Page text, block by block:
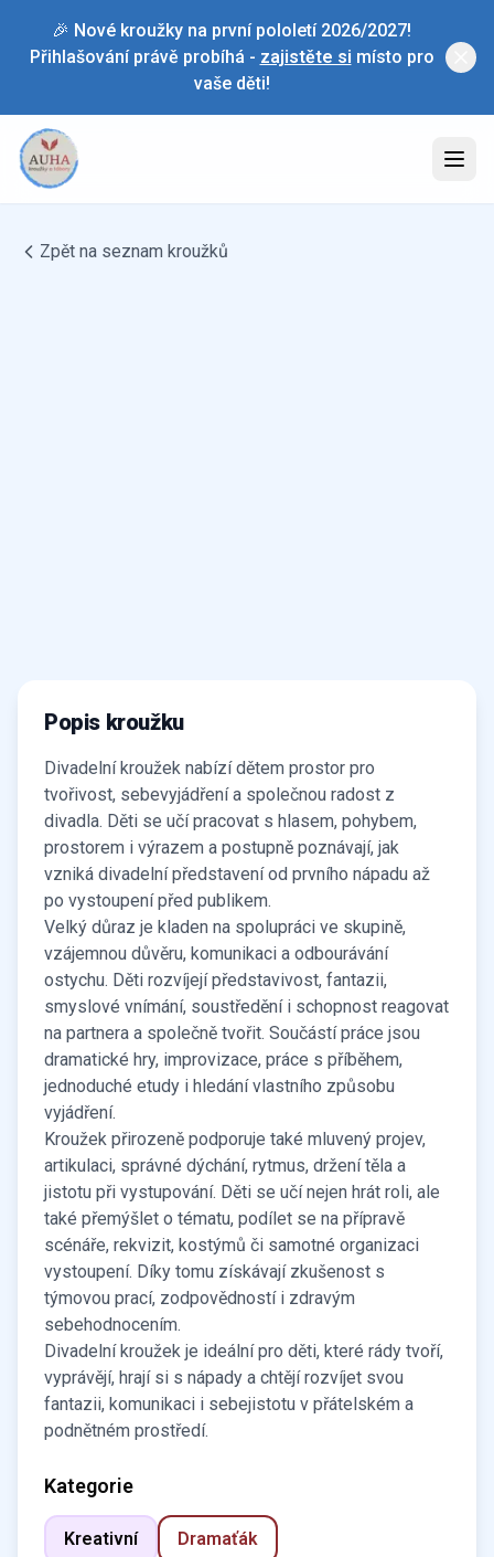
🎉 Nové kroužky na první pololetí 2026/2027!
Přihlašování právě probíhá - zajistěte si místo pro
vaše děti!
Zpět na seznam kroužků
Popis kroužku
Divadelní kroužek nabízí dětem prostor pro
tvořivost, sebevyjádření a společnou radost z
divadla. Děti se učí pracovat s hlasem, pohybem,
prostorem i výrazem a postupně poznávají, jak
vzniká divadelní představení od prvního nápadu až
po vystoupení před publikem.
Velký důraz je kladen na spolupráci ve skupině,
vzájemnou důvěru, komunikaci a odbourávání
ostychu. Děti rozvíjejí představivost, fantazii,
smyslové vnímání, soustředění i schopnost reagovat
na partnera a společně tvořit. Součástí práce jsou
dramatické hry, improvizace, práce s příběhem,
jednoduché etudy i hledání vlastního způsobu
vyjádření.
Kroužek přirozeně podporuje také mluvený projev,
artikulaci, správné dýchání, rytmus, držení těla a
jistotu při vystupování. Děti se učí nejen hrát roli, ale
také přemýšlet o tématu, podílet se na přípravě
scénáře, rekvizit, kostýmů či samotné organizaci
vystoupení. Díky tomu získávají zkušenost s
týmovou prací, zodpovědností i zdravým
sebehodnocením.
Divadelní kroužek je ideální pro děti, které rády tvoří,
vyprávějí, hrají si s nápady a chtějí rozvíjet svou
fantazii, komunikaci i sebejistotu v přátelském a
podnětném prostředí.
Kategorie
Kreativní Dramaťák